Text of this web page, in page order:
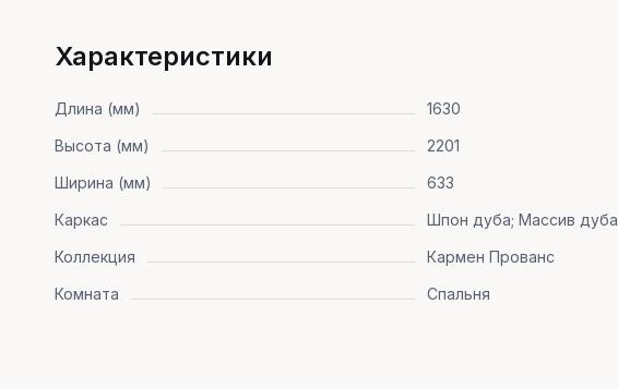
Характеристики
Длина (мм)
1630
Высота (мм)
2201
Ширина (мм)
633
Каркас
Шпон дуба; Массив дуба
Коллекция
Кармен Прованс
Комната
Спальня